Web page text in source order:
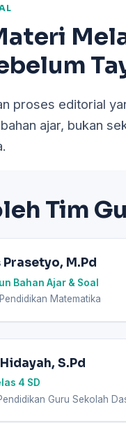
proses editorial
ajar, bukan
Tim
Prasetyo, M.Pd
Bahan Ajar & Soal
Matematika
S.Pd
4 SD
Guru Sekolah